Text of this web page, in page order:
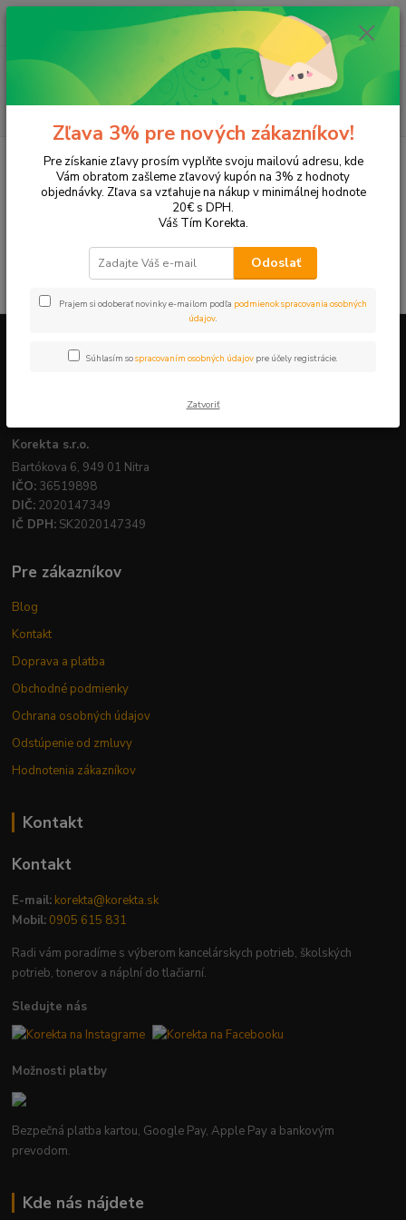
Menu
Hľadať
ks
za 0,00 EUR
Tonery a náplne do tlačiarní LEXMARK Z500 series
Z500 series
Firemné údaje a informácie
Korekta s.r.o.
Bartókova 6, 949 01 Nitra
IČO: 36519898
DIČ: 2020147349
IČ DPH: SK2020147349
Pre zákazníkov
Blog
Kontakt
Doprava a platba
Obchodné podmienky
Ochrana osobných údajov
Odstúpenie od zmluvy
Hodnotenia zákazníkov
Kontakt
Kontakt
E-mail: korekta@korekta.sk
Mobil: 0905 615 831
Radi vám poradíme s výberom kancelárskych potrieb, školských
potrieb, tonerov a náplní do tlačiarní.
Sledujte nás
Možnosti platby
Bezpečná platba kartou, Google Pay, Apple Pay a bankovým
prevodom.
Kde nás nájdete
Zľava 3% pre nových zákazníkov!
Pre získanie zľavy prosím vyplňte svoju mailovú adresu, kde
Vám obratom zašleme zľavový kupón na 3% z hodnoty
objednávky. Zľava sa vzťahuje na nákup v minimálnej hodnote
20€ s DPH.
Váš Tím Korekta.
Odoslať
Prajem si odoberať novinky e-mailom podľa podmienok spracovania osobných
údajov.
Súhlasím sospracovaním osobných údajov pre účely registrácie.
Zatvoriť